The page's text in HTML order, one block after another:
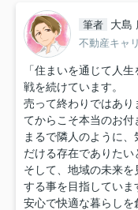
筆者 大島
不動産キャ
「住まいを通じて人
戦を続けています。
売って終わりではあ
てからこそ本当のお付
まるで隣人のように
だける存在でありたい
そして、地域の未来
する事を目指していま
安心で快適な暮らしを